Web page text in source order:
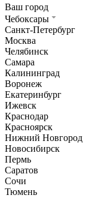
Ваш город
Чебоксары
Санкт-Петербург
Москва
Челябинск
Самара
Калининград
Воронеж
Екатеринбург
Ижевск
Краснодар
Красноярск
Нижний Новгород
Новосибирск
Пермь
Саратов
Сочи
Тюмень